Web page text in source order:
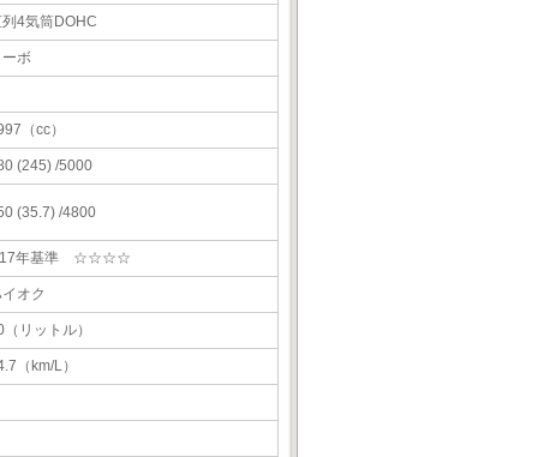
4気筒DOHC
ボ
（cc）
(245) /5000
(35.7) /4800
年基準 ☆☆☆☆
オク
（リットル）
（km/L）